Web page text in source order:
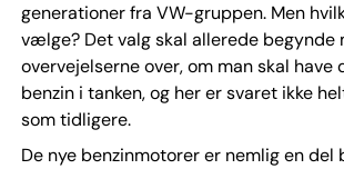
generationer fra VW-gruppen. Men
vælge? Det valg skal allerede begynde
overvejelserne over, om man skal have
benzin i tanken, og her er svaret ikke
som tidligere.
De nye benzinmotorer er nemlig en del